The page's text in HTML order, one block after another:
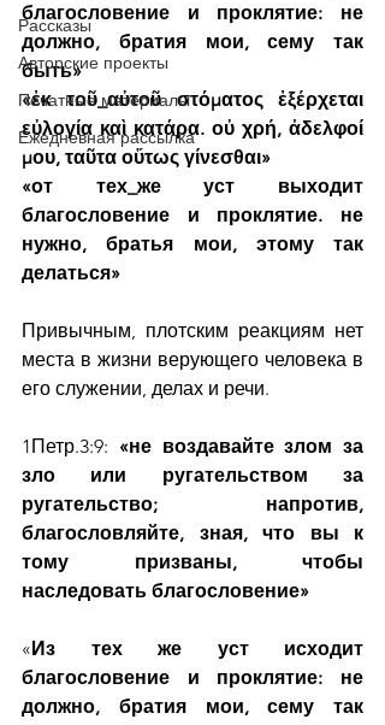
Рассказы
Авторские проекты
Печатные материалы
Ежедневная рассылка
благословение и проклятие: не
должно, братия мои, сему так
быть»
«ἐκ τοῦ_αὐτοῦ στόματος ἐξέρχεται
εὐλογία καὶ κατάρα. οὐ χρή, ἀδελφοί
μου, ταῦτα οὕτως γίνεσθαι»
«от тех_же уст выходит
благословение и проклятие. не
нужно, братья мои, этому так
делаться»
Привычным, плотским реакциям нет
места в жизни верующего человека в
его служении, делах и речи.
1Петр.3:9: «не воздавайте злом за
зло или ругательством за
ругательство; напротив,
благословляйте, зная, что вы к
тому призваны, чтобы
наследовать благословение»
«Из тех же уст исходит
благословение и проклятие: не
должно, братия мои, сему так